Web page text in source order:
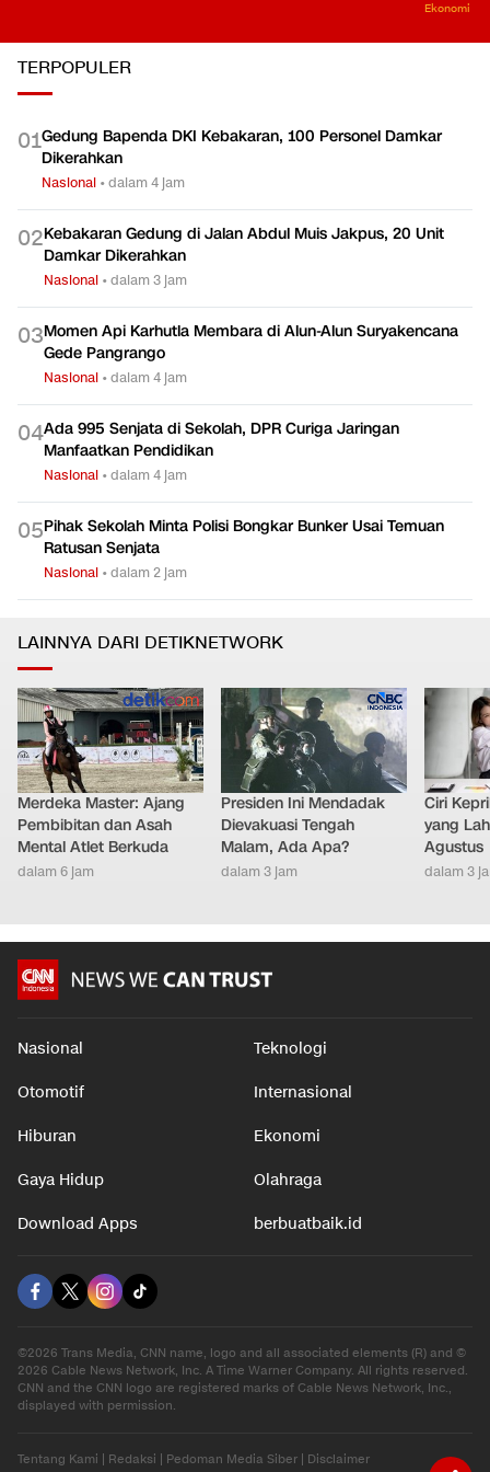
Ekonomi
TERPOPULER
01Gedung Bapenda DKI Kebakaran, 100 Personel Damkar
Dikerahkan
Nasional •dalam 4 jam
02Kebakaran Gedung di Jalan Abdul Muis Jakpus, 20 Unit
Damkar Dikerahkan
Nasional •dalam 3 jam
03Momen Api Karhutla Membara di Alun-Alun Suryakencana
Gede Pangrango
Nasional •dalam 4 jam
04Ada 995 Senjata di Sekolah, DPR Curiga Jaringan
Manfaatkan Pendidikan
Nasional •dalam 4 jam
05Pihak Sekolah Minta Polisi Bongkar Bunker Usai Temuan
Ratusan Senjata
Nasional •dalam 2 jam
LAINNYA DARI DETIKNETWORK
Merdeka Master: Ajang
Pembibitan dan Asah
Mental Atlet Berkuda
dalam 6 jam
Presiden Ini Mendadak
Dievakuasi Tengah
Malam, Ada Apa?
dalam 3 jam
Ciri
yang
Agustus
dalam 3
Nasional Teknologi
Otomotif Internasional
Hiburan Ekonomi
Gaya Hidup Olahraga
Download Apps berbuatbaik.id
©2026 Trans Media, CNN name, logo and all associated elements (R) and ©
2026 Cable News Network, Inc. A Time Warner Company. All rights reserved.
CNN and the CNN logo are registered marks of Cable News Network, Inc.,
displayed with permission.
Tentang Kami | Redaksi | Pedoman Media Siber | Disclaimer